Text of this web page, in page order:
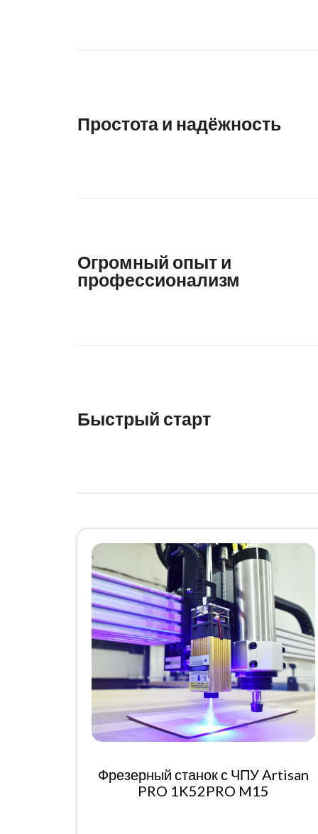
Простота и надёжность
Огромный опыт и
профессионализм
Быстрый старт
Фрезерный станок с ЧПУ Artisan
PRO 1K52PRO M15